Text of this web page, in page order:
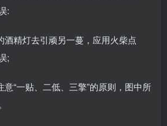
:
酒精灯去引顽另一蔓，应用火柴点
;
“一贴、二低、三擎”的原则，图中所